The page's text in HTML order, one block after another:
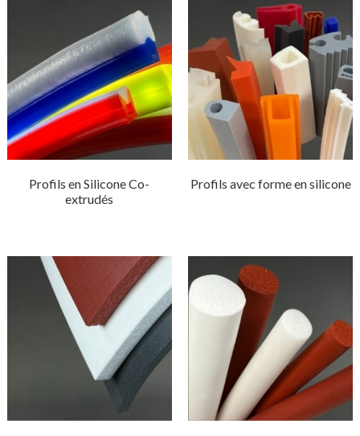
Profils en Silicone Co-
extrudés
Profils avec forme en silicone